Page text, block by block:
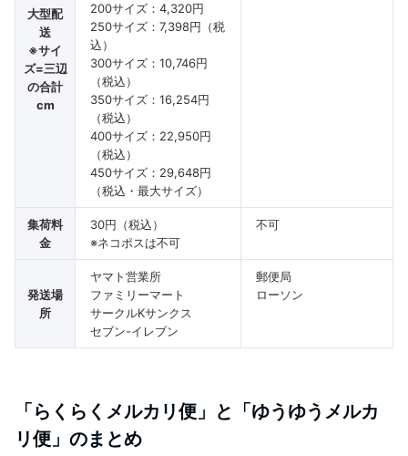
大型配
送
※サイ
ズ=三辺
の合計
cm
200サイズ：4,320円
250サイズ：7,398円（税
込）
300サイズ：10,746円
（税込）
350サイズ：16,254円
（税込）
400サイズ：22,950円
（税込）
450サイズ：29,648円
（税込・最大サイズ）
集荷料
金
30円（税込）
※ネコポスは不可
不可
発送場
所
ヤマト営業所
ファミリーマート
サークルKサンクス
セブン-イレブン
郵便局
ローソン
「らくらくメルカリ便」と「ゆうゆうメルカ
リ便」のまとめ